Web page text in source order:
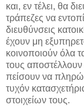
και, εν τέλει, θα
τράπεζες να
διευθύνσεις
έχουν μη
κοινοποιούν όλα
τους αποστέλλουν
πείσουν να
τυχόν
στοιχείων τους.